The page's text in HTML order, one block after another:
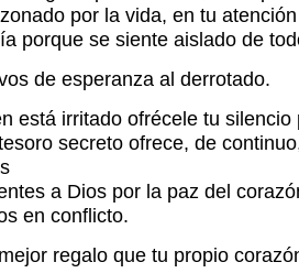
por la vida, en tu
porque se siente aislado de
de esperanza al derrotado.
está irritado ofrécele tu
secreto ofrece, de
a Dios por la paz del
en conflicto.
regalo que tu propio